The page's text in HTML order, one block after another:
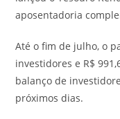
aposentadoria
Até o fim de julho, o
investidores e R$
balanço de
próximos dias.